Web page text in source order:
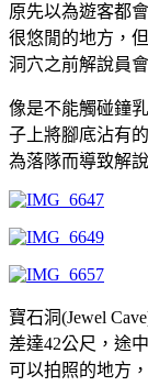
原先以為遊客都
很悠閒的地方，
洞穴之前解說員
像是不能觸碰鐘
子上將腳底沾有
為落隊而導致解
寶石洞(Jewel
差達42公尺，途
可以拍照的地方